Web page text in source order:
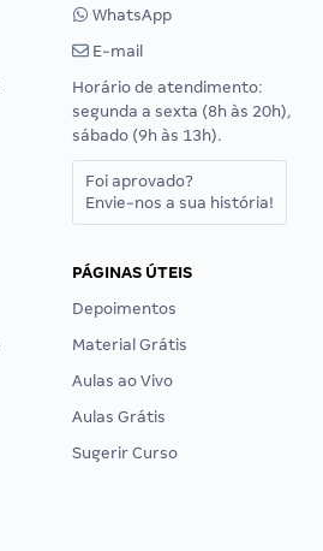
WhatsApp
E-mail
Horário de atendimento:
segunda a sexta (8h às 20h),
sábado (9h às 13h).
Foi aprovado?
Envie-nos a sua história!
PÁGINAS ÚTEIS
Depoimentos
Material Grátis
Aulas ao Vivo
Aulas Grátis
Sugerir Curso